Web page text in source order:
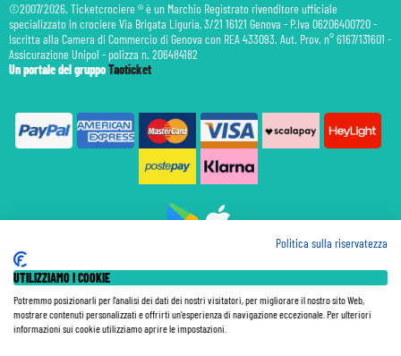
©2007/2026. Ticketcrociere ® è un Marchio Registrato rivenditore ufficiale
specializzato in crociere Via Brigata Liguria, 3/21 16121 Genova - P.Iva 06206400720 -
Iscritta alla Camera di Commercio di Genova con REA 433093. Aut. Prov. n° 6167/131601 -
Assicurazione Unipol - polizza n. 206484182
Un portale del gruppoTaoticket
Assicurazione
Le Tariffe pubblicate si intendono per persona (p.p.) con Tasse e Diritti Portuali inclusi. Le quote di
Politica sulla riservatezza
UTILIZZIAMO I COOKIE
Potremmo posizionarli per l'analisi dei dati dei nostri visitatori, per migliorare il nostro sito Web,
mostrare contenuti personalizzati e offrirti un'esperienza di navigazione eccezionale. Per ulteriori
informazioni sui cookie utilizziamo aprire le impostazioni.